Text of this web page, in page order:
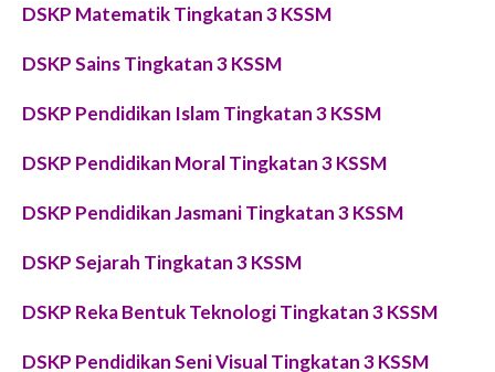
DSKP Matematik Tingkatan 3 KSSM
DSKP Sains Tingkatan 3 KSSM
DSKP Pendidikan Islam Tingkatan 3 KSSM
DSKP Pendidikan Moral Tingkatan 3 KSSM
DSKP Pendidikan Jasmani Tingkatan 3 KSSM
DSKP Sejarah Tingkatan 3 KSSM
DSKP Reka Bentuk Teknologi Tingkatan 3 KSSM
DSKP Pendidikan Seni Visual Tingkatan 3 KSSM